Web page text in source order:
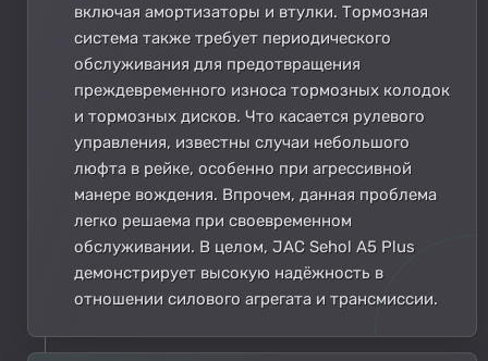
включая амортизаторы и втулки. Тормозная
система также требует периодического
обслуживания для предотвращения
преждевременного износа тормозных колодок
и тормозных дисков. Что касается рулевого
управления, известны случаи небольшого
люфта в рейке, особенно при агрессивной
манере вождения. Впрочем, данная проблема
легко решаема при своевременном
обслуживании. В целом, JAC Sehol A5 Plus
демонстрирует высокую надёжность в
отношении силового агрегата и трансмиссии.